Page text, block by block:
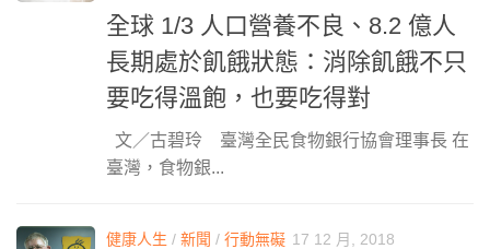
全球 1/3 人口營養不良、8.2 億人
長期處於飢餓狀態：消除飢餓不只
要吃得溫飽，也要吃得對
文／古碧玲 臺灣全民食物銀行協會理事長 在
臺灣，食物銀...
健康人生 / 新聞 / 行動無礙 17 12 月, 2018